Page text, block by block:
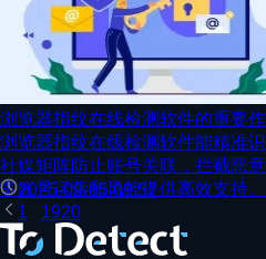
浏览器指纹在线检测软件的重要
浏览器指纹在线检测软件能精准
社媒矩阵防止账号关联，拦截恶
多账号运营和风控提供高效支持。
2025-09-05 09:57
1
1920